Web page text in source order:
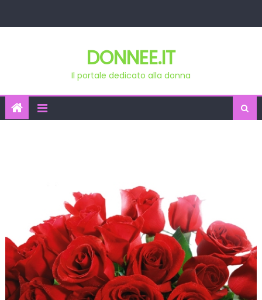
DONNEE.IT
Il portale dedicato alla donna